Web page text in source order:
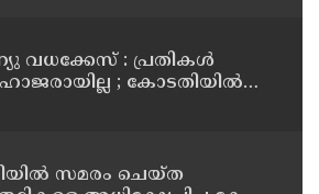
വധക്കേസ് : പ്രതികൾ
; കോടതിയിൽ
സമരം ചെയ്ത